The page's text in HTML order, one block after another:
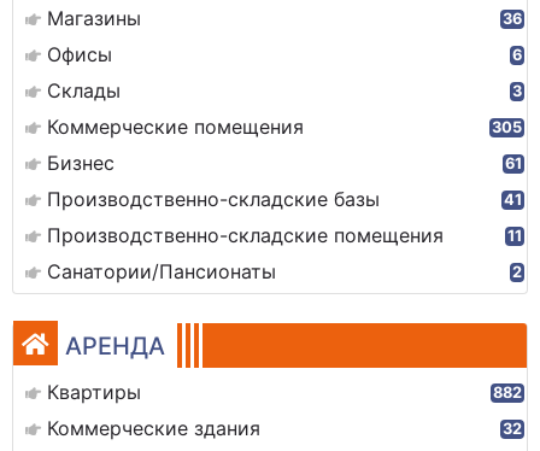
Магазины 36
Офисы 6
Склады 3
Коммерческие помещения 305
Бизнес 61
Производственно-складские базы 41
Производственно-складские помещения 11
Санатории/Пансионаты 2
АРЕНДА
Квартиры 882
Коммерческие здания 32